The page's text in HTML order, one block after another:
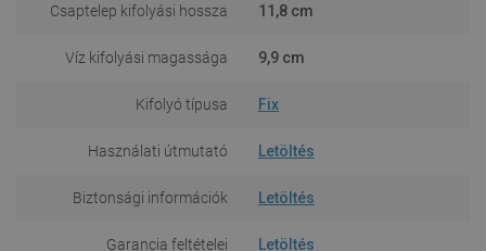
Csaptelep kifolyási hossza 11,8 cm
Víz kifolyási magassága 9,9 cm
Kifolyó típusa Fix
Használati útmutató Letöltés
Biztonsági információk Letöltés
Garancia feltételei Letöltés